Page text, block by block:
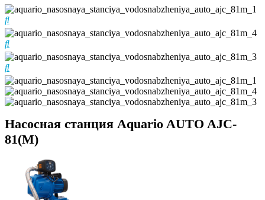
Насосная станция Aquario AUTO AJC-
81(M)